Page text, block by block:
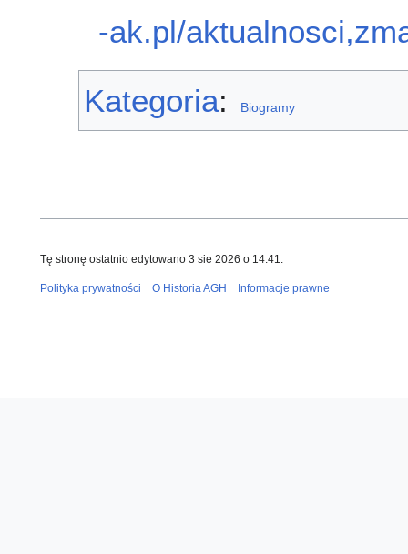
-ak.pl/
Kategoria: Biogramy
Tę stronę ostatnio edytowano 3 sie 2026 o 14:41.
Polityka prywatności O Historia AGH Informacje prawne